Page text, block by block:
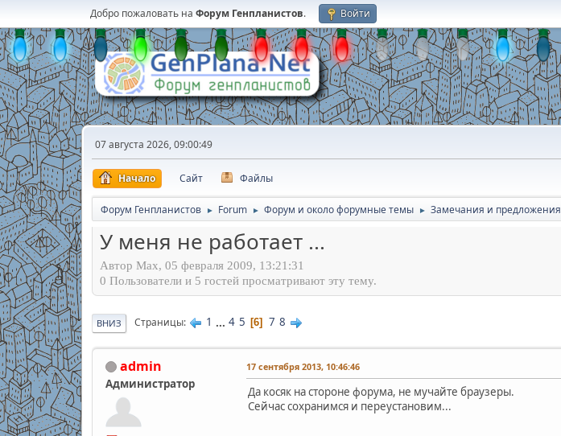
Добро пожаловать на Форум Генпланистов. Войти
07 августа 2026, 09:00:49
Начало Сайт Файлы
Форум Генпланистов ► Forum ► Форум и около форумные темы ► Замечания и предложения
У меня не работает ...
Автор Max, 05 февраля 2009, 13:21:31
0 Пользователи и 5 гостей просматривают эту тему.
ВНИЗ Страницы 1 ... 4 5 6 7 8
admin
Администратор
17 сентября 2013, 10:46:46
Да косяк на стороне форума, не мучайте браузеры.
Сейчас сохранимся и переустановим...